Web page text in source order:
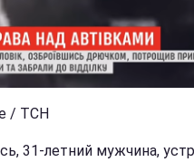
/ ТСН
31-летний мужчина,